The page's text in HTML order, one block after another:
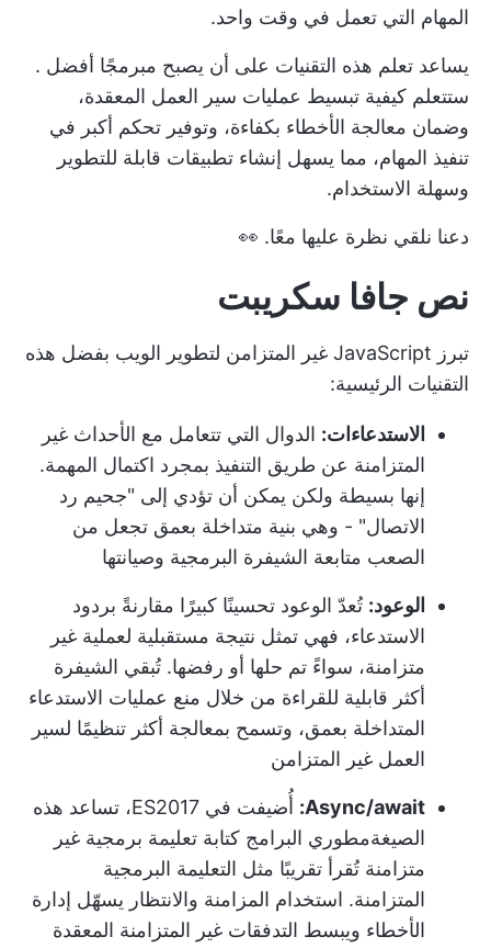
المهام التي تعمل في وقت واحد.
يساعد تعلم هذه التقنيات على أن يصبح مبرمجًا أفضل .
ستتعلم كيفية تبسيط عمليات سير العمل المعقدة،
وضمان معالجة الأخطاء بكفاءة، وتوفير تحكم أكبر في
تنفيذ المهام، مما يسهل إنشاء تطبيقات قابلة للتطوير
وسهلة الاستخدام.
دعنا نلقي نظرة عليها معًا. 👀
نص جافا سكريبت
تبرز JavaScript غير المتزامن لتطوير الويب بفضل هذه
التقنيات الرئيسية:
الاستدعاءات: الدوال التي تتعامل مع الأحداث غير
المتزامنة عن طريق التنفيذ بمجرد اكتمال المهمة.
إنها بسيطة ولكن يمكن أن تؤدي إلى "جحيم رد
الاتصال" - وهي بنية متداخلة بعمق تجعل من
الصعب متابعة الشيفرة البرمجية وصيانتها
الوعود: تُعدّ الوعود تحسينًا كبيرًا مقارنةً بردود
الاستدعاء، فهي تمثل نتيجة مستقبلية لعملية غير
متزامنة، سواءً تم حلها أو رفضها. تُبقي الشيفرة
أكثر قابلية للقراءة من خلال منع عمليات الاستدعاء
المتداخلة بعمق، وتسمح بمعالجة أكثر تنظيمًا لسير
العمل غير المتزامن
Async/await:
أُضيفت في ES2017، تساعد هذه
الصيغةمطوري البرامج كتابة تعليمة برمجية غير
متزامنة تُقرأ تقريبًا مثل التعليمة البرمجية
المتزامنة. استخدام المزامنة والانتظار يسهّل إدارة
الأخطاء ويبسط التدفقات غير المتزامنة المعقدة